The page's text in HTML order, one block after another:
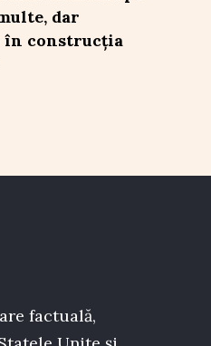
dar
în construcția
factuală,